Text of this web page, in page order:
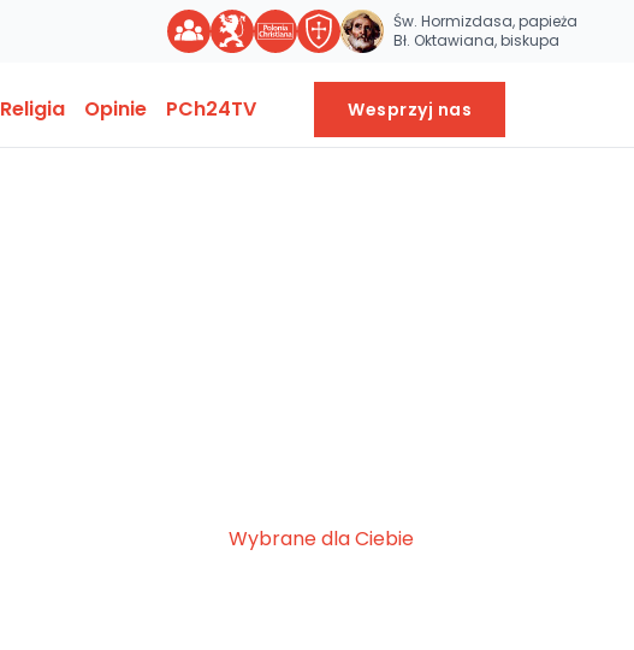
Św. Hormizdasa, papieża
Bł. Oktawiana, biskupa
Religia Opinie PCh24TV Wesprzyj nas
Wybrane dla Ciebie